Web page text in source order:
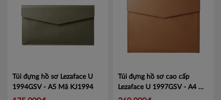
Túi đựng hồ sơ Lezaface U
1994GSV - A5 Mã KJ1994
Túi đựng hồ sơ cao cấp
Lezaface U 1997GSV - A4 Mã
KJ1997